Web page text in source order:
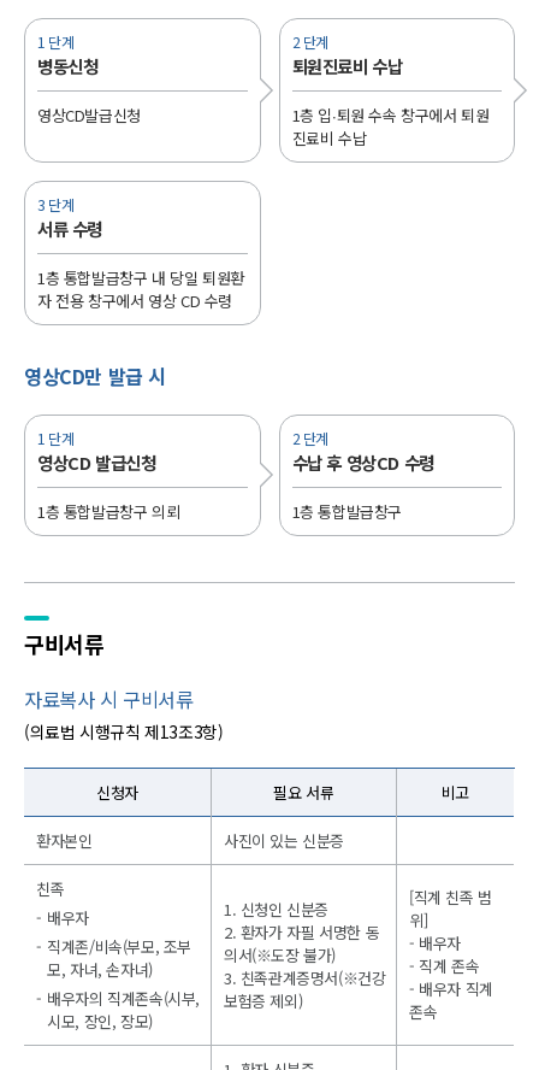
1 단계
병동신청
영상CD발급신청
2 단계
퇴원진료비 수납
1층 입∙퇴원 수속 창구에서 퇴원
진료비 수납
3 단계
서류 수령
1층 통합발급창구 내 당일 퇴원환
자 전용 창구에서 영상 CD 수령
영상CD만 발급 시
1 단계
영상CD 발급신청
1층 통합발급창구 의뢰
2 단계
수납 후 영상CD 수령
1층 통합발급창구
구비서류
자료복사 시 구비서류
(의료법 시행규칙 제13조3항)
신청자 필요 서류 비고
환자본인 사진이 있는 신분증
친족
배우자
직계존/비속(부모, 조부
모, 자녀, 손자녀)
배우자의 직계존속(시부,
시모, 장인, 장모)
1. 신청인 신분증
2. 환자가 자필 서명한 동
의서(※도장 불가)
3. 친족관계증명서(※건강
보험증 제외)
[직계 친족 범
위]
- 배우자
- 직계 존속
- 배우자 직계
존속